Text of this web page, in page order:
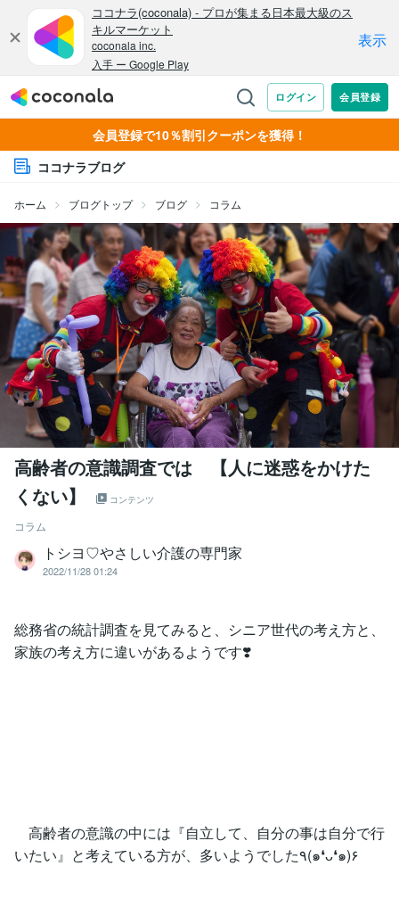
会員登録で10％割引クーポンを獲得！
ココナラブログ
ホーム ブログトップ ブログ コラム
高齢者の意識調査では 【人に迷惑をかけた
くない】
コンテンツ
コラム
トシヨ♡やさしい介護の専門家
2022/11/28 01:24
総務省の統計調査を見てみると、シニア世代の考え方と、
家族の考え方に違いがあるようです❣️
高齢者の意識の中には『自立して、自分の事は自分で行
いたい』と考えている方が、多いようでした٩(๑❛ᴗ❛๑)۶